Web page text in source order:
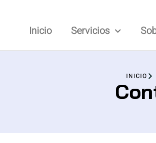
Inicio Servicios
INICIO